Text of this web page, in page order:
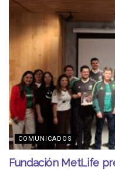
COMUNICADOS
Fundación MetLife